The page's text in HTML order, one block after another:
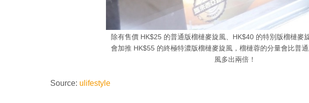
除有售價 HK$25 的普通版榴槤麥旋風、HK$40 的特別版榴槤麥
會加推 HK$55 的終極特濃版榴槤麥旋風，榴槤蓉的分量會比普
風多出兩倍！
Source: ulifestyle